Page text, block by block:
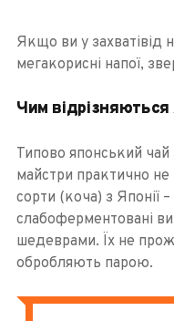
Якщо ви у захватівід
мегакорисні напої,
Чим відрізняються
Типово японський чай
майстри практично не
сорти (коча) з Японії –
слабоферментовані
шедеврами. Їх не
обробляють парою.